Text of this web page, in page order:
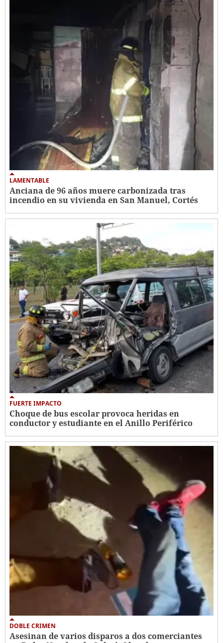
LAMENTABLE
Anciana de 96 años muere carbonizada tras
incendio en su vivienda en San Manuel, Cortés
FUERTE IMPACTO
Choque de bus escolar provoca heridas en
conductor y estudiante en el Anillo Periférico
DOBLE CRIMEN
Asesinan de varios disparos a dos comerciantes